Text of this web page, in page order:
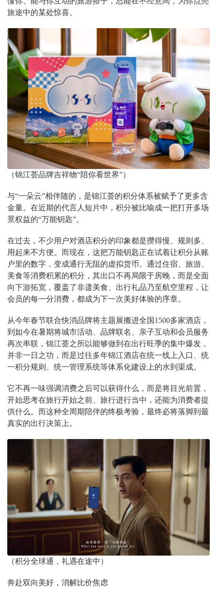
旅途中的某处惊喜。
（锦江荟品牌吉祥物“陪你看世界”）
与“一朵云”相伴随的，是锦江荟的积分体系被赋予了更多含
金量。在近期的代言人短片中，积分被比喻成一把打开多场
景权益的“万能钥匙”。
在过去，不少用户对酒店积分的印象都是攒得慢、规则多、
用起来不方便。而现在，这把万能钥匙正在试着让积分从账
户里的数字，变成通行无阻的虚拟货币。通过住宿、旅游、
美食等消费积累的积分，其出口不再局限于房晚，而是全面
向下游拓宽，覆盖了非遗美食、出行礼品乃至航空里程，让
会员的每一分消费，都成为下一次美好体验的序章。
从今年春节联合快消品牌将主题展搬进全国1500多家酒店，
到如今在暑期将城市活动、品牌联名、亲子互动和会员服务
再次串联，锦江荟之所以能够做到在出行旺季的集中爆发，
并非一日之功，而是过往多年锦江酒店在统一线上入口、统
一积分规则、统一管理系统等体系化建设上的水到渠成。
它不再一味强调消费之后可以获得什么，而是将目光前置，
开始思考在旅行开始之前、旅行进行当中，还能为消费者提
供什么。而这种全周期陪伴的终极考验，最终必将落脚到最
真实的出行决策上。
（积分全球通，礼遇在途中）
奔赴双向美好，消解比价焦虑